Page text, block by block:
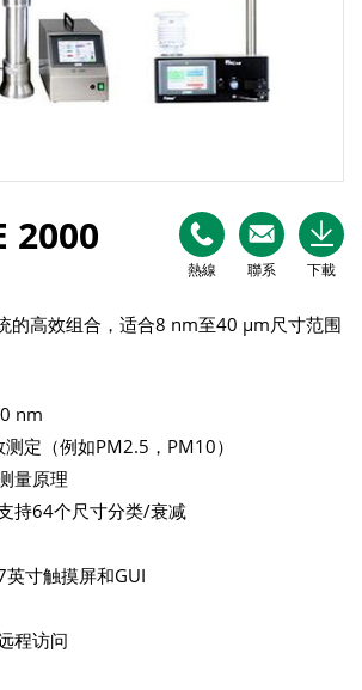
熱線 聯系 下載
2000
的高效组合，适合8 nm至40 µm尺寸范围
nm
定（例如PM2.5，PM10）
量原理
持64个尺寸分类/衰减
寸触摸屏和GUI
程访问